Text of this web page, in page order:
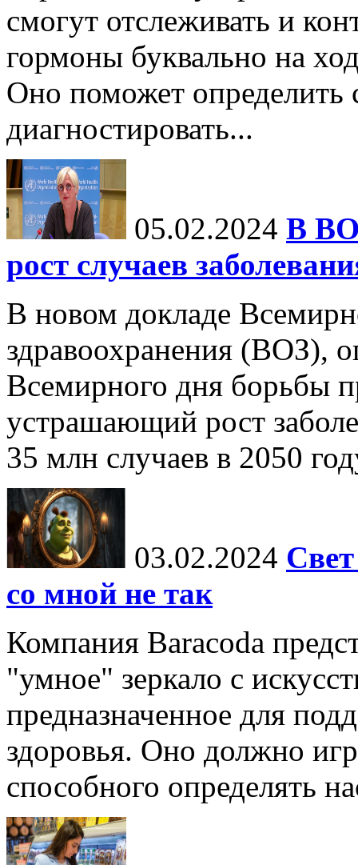
смогут отслеживать и
гормоны буквально на
Оно поможет
диагностировать...
05.02.2024 В
рост случаев
В новом докладе
здравоохранения (ВОЗ),
Всемирного дня борьбы
устрашающий рост
35 млн случаев в 2050
03.02.2024
со мной не так
Компания Baracoda
"умное" зеркало с
предназначенное для
здоровья. Оно должно
способного определять